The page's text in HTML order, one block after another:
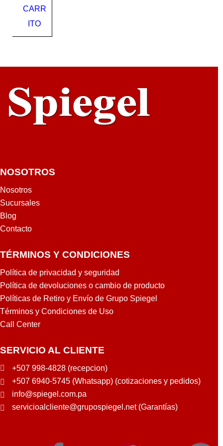
815
03
UE
CARR
ITO
NOSOTROS
Nosotros
Sucursales
Blog
Contacto
TÉRMINOS Y CONDICIONES
Política de privacidad y seguridad
Política de devoluciones o cambio de producto
Políticas de Retiro y Envío de Grupo Spiegel
Términos y Condiciones de Uso
Call Center
SERVICIO AL CLIENTE
+507 998-4828 (recepcion)
+507 6940-5745 (Whatsapp) (cotizaciones y pedidos)
info@spiegel.com.pa
servicioalcliente@grupospiegel.net (Garantías)